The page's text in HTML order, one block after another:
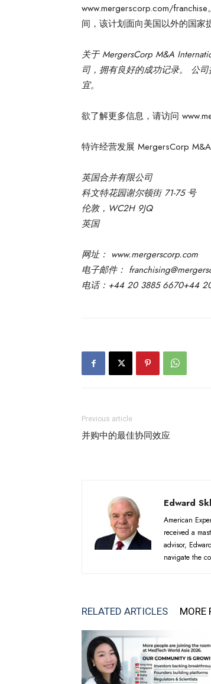
www.mergerscorp.com/
间，该计划面向美国以外的国家
关于 MergersCorp M&A
司，拥有良好的成功记录。 公
宜。
欲了解更多信息，请访问
特许经营发展 MergersCorp
英国合并有限公司
科文特花园谢尔顿街 71-75 号
伦敦，WC2H 9JQ
英国
网址： www.mergerscorp.com
电子邮件：
电话：+44 20 3885 6670+44
Previous article
并购中的最佳协同效应
Edward
American
received a
advisor,
navigate the
RELATED ARTICLES MORE